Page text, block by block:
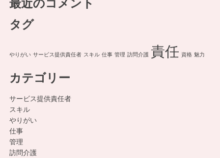
最近のコメント
タグ
やりがい サービス提供責任者 スキル 仕事 管理 訪問介護 責任 資格 魅力
カテゴリー
サービス提供責任者
スキル
やりがい
仕事
管理
訪問介護